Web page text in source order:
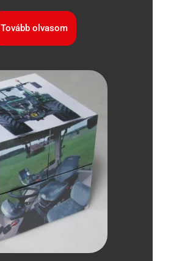
Tovább olvasom